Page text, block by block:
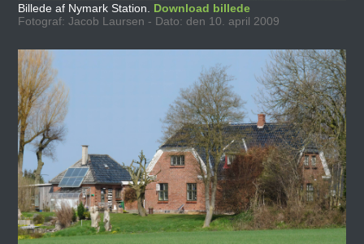
Billede af Nymark Station. Download billede
Fotograf: Jacob Laursen - Dato: den 10. april 2009